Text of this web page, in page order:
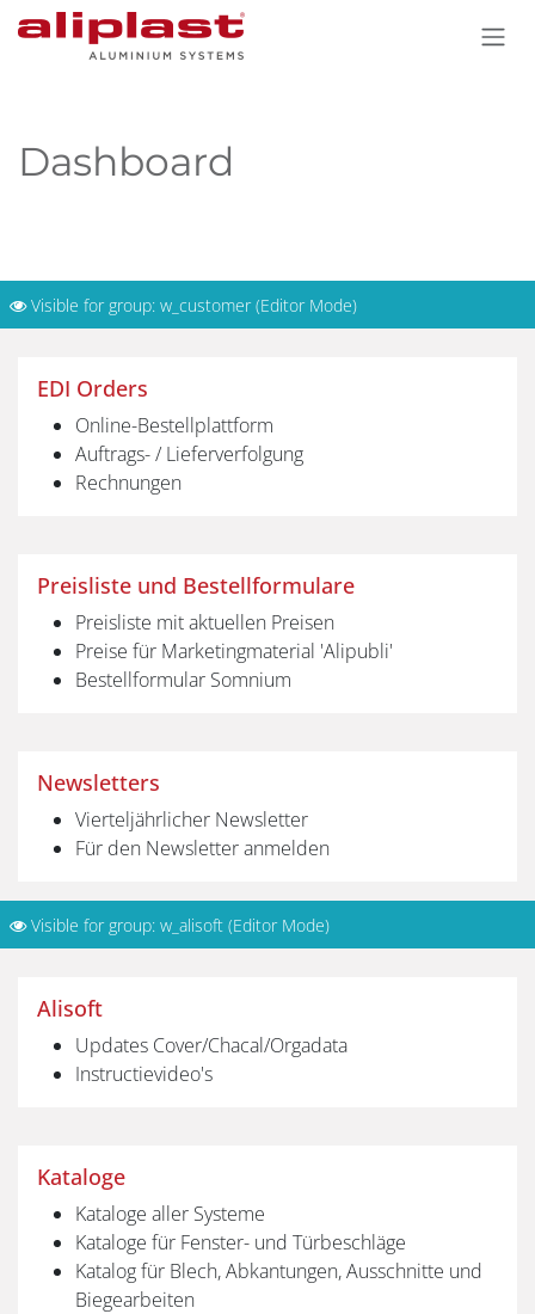
Zum Inhalt springen
Dashboard
Visible for group: w_customer (Editor Mode)
EDI Orders
Online-Bestellplattform
Auftrags- / Lieferverfolgung
Rechnungen
Preisliste und Bestellformulare
Preisliste mit aktuellen Preisen
Preise für Marketingmaterial 'Alipubli'
Bestellformular Somnium
Newsletters
Vierteljährlicher Newsletter
Für den Newsletter anmelden
Visible for group: w_alisoft (Editor Mode)
Alisoft
Updates Cover/Chacal/Orgadata
Instructievideo's
Kataloge
Kataloge aller Systeme
Kataloge für Fenster- und Türbeschläge
Katalog für Blech, Abkantungen, Ausschnitte und
Biegearbeiten